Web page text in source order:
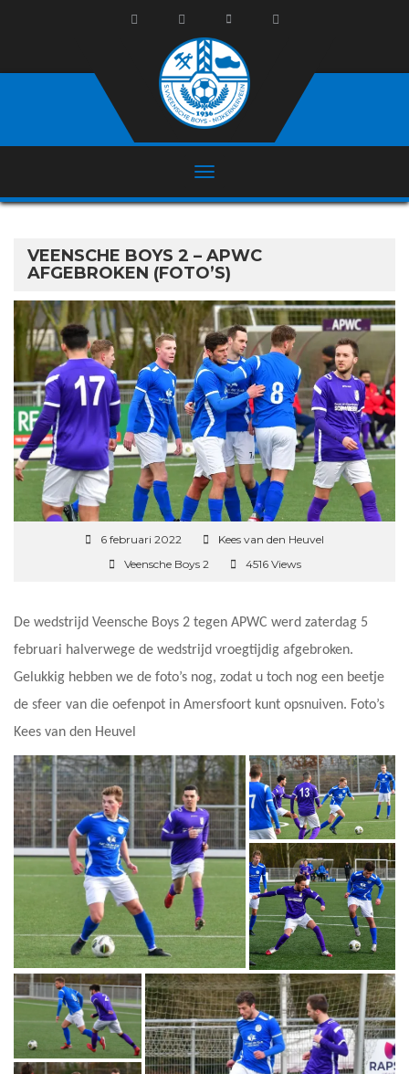
VEENSCHE BOYS 2 – APWC
AFGEBROKEN (FOTO’S)
6 februari 2022
Kees van den Heuvel
Veensche Boys 2
4516 Views
De wedstrijd Veensche Boys 2 tegen APWC werd zaterdag 5
februari halverwege de wedstrijd vroegtijdig afgebroken.
Gelukkig hebben we de foto’s nog, zodat u toch nog een beetje
de sfeer van die oefenpot in Amersfoort kunt opsnuiven. Foto’s
Kees van den Heuvel